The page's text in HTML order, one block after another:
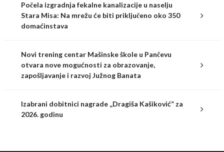
Počela izgradnja fekalne kanalizacije u naselju
Stara Misa: Na mrežu će biti priključeno oko 350
domaćinstava
Novi trening centar Mašinske škole u Pančevu
otvara nove mogućnosti za obrazovanje,
zapošljavanje i razvoj Južnog Banata
Izabrani dobitnici nagrade „Dragiša Kašiković“ za
2026. godinu